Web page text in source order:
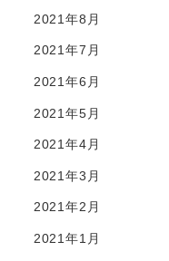
2021年8月
2021年7月
2021年6月
2021年5月
2021年4月
2021年3月
2021年2月
2021年1月